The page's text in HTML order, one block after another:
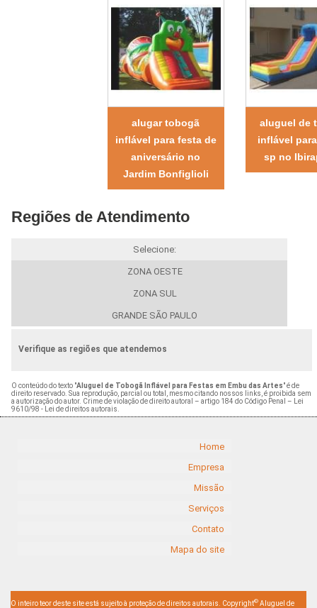
alugar tobogã
inflável para festa de
aniversário no
Jardim Bonfiglioli
aluguel de
inflável
sp no
Regiões de Atendimento
Selecione:
ZONA OESTE
ZONA SUL
GRANDE SÃO PAULO
Verifique as regiões que atendemos
O conteúdo do texto "Aluguel de Tobogã Inflável para Festas em Embu das Artes" é de
direito reservado. Sua reprodução, parcial ou total, mesmo citando nossos links, é proibida sem
a autorização do autor. Crime de violação de direito autoral – artigo 184 do Código Penal – Lei
9610/98 - Lei de direitos autorais.
Home
Empresa
Missão
Serviços
Contato
Mapa do site
O inteiro teor deste site está sujeito à proteção de direitos autorais. Copyright© Aluguel de